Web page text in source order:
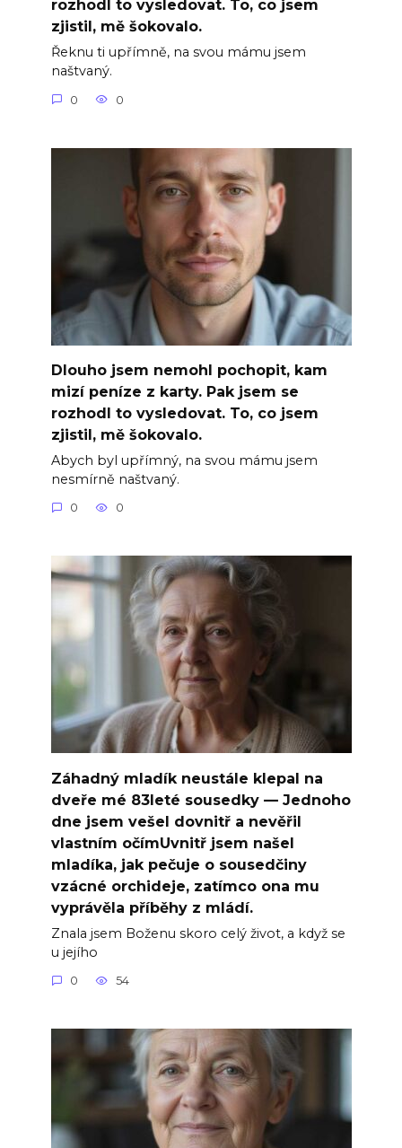
rozhodl to vysledovat. To, co jsem
zjistil, mě šokovalo.
Řeknu ti upřímně, na svou mámu jsem
naštvaný.
0 0
Dlouho jsem nemohl pochopit, kam
mizí peníze z karty. Pak jsem se
rozhodl to vysledovat. To, co jsem
zjistil, mě šokovalo.
Abych byl upřímný, na svou mámu jsem
nesmírně naštvaný.
0 0
Záhadný mladík neustále klepal na
dveře mé 83leté sousedky — Jednoho
dne jsem vešel dovnitř a nevěřil
vlastním očímUvnitř jsem našel
mladíka, jak pečuje o sousedčiny
vzácné orchideje, zatímco ona mu
vyprávěla příběhy z mládí.
Znala jsem Boženu skoro celý život, a když se
u jejího
0 54